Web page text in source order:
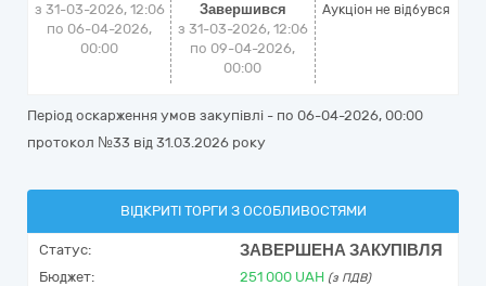
з 31-03-2026, 12:06
по 06-04-2026,
00:00
Завершився
з 31-03-2026, 12:06
по 09-04-2026,
00:00
Аукціон не відбувся
Період оскарження умов закупівлі - по 06-04-2026, 00:00
протокол №33 від 31.03.2026 року
ВІДКРИТІ ТОРГИ З ОСОБЛИВОСТЯМИ
Статус: ЗАВЕРШЕНА ЗАКУПІВЛЯ
Бюджет: 251 000 UAH (з ПДВ)